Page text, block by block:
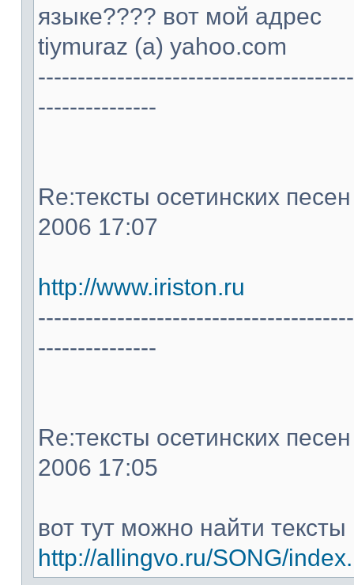
языке???? вот мой адрес
tiymuraz (а) yahoo.com
---------------
Re:тексты осетинских
2006 17:07
http://www.iriston.ru
---------------
Re:тексты осетинских
2006 17:05
вот тут можно найти тексты
http://allingvo.ru/SONG/